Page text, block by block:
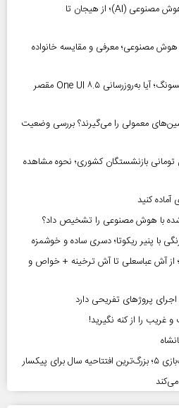
رشد خیره‌کننده بازار توکن‌های هوش مصنوعی (AI)؛ از هیجان تا
مصنوعی؛ معرفی و مقایسه خانواده
بحران باتری در گوشی‌های سامسونگ؛ آیا به‌روزرسانی One UI ۸.۵ مقصر
معمولی را می‌گیرند؟ بررسی وضعیت
ضروری ۷۵ میلیون تومانی بازنشستگان کشوری؛ نحوه مشاهده
با هوش مصنوعی را تشخیص داد؟
با پنیر ریکوتا؛ دسری ساده و خوشمزه
از آش عباسعلی تا آش ترخینه + خواص و
اجرای پروژهای تفریحی دارد
غریب را از کنه نگیرید!
پیکسار